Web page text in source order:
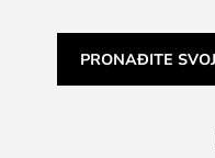
PRONAĐITE